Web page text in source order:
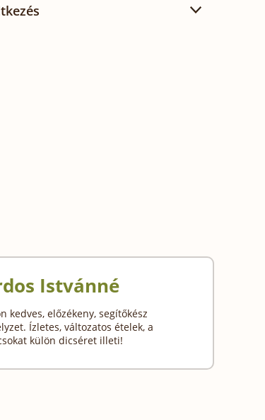
Istvánné
kedves, előzékeny, segítőkész
Ízletes, változatos ételek, a
külön dicséret illeti!